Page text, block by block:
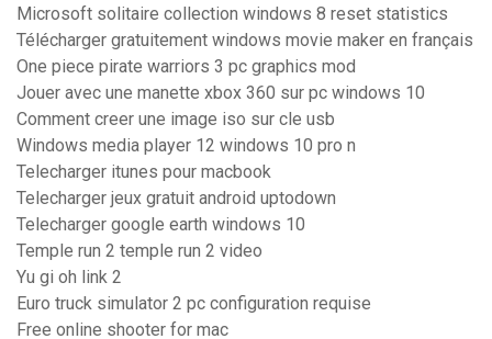
Microsoft solitaire collection windows 8 reset statistics
Télécharger gratuitement windows movie maker en français
One piece pirate warriors 3 pc graphics mod
Jouer avec une manette xbox 360 sur pc windows 10
Comment creer une image iso sur cle usb
Windows media player 12 windows 10 pro n
Telecharger itunes pour macbook
Telecharger jeux gratuit android uptodown
Telecharger google earth windows 10
Temple run 2 temple run 2 video
Yu gi oh link 2
Euro truck simulator 2 pc configuration requise
Free online shooter for mac